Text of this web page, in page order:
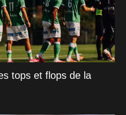
tops et flops de la